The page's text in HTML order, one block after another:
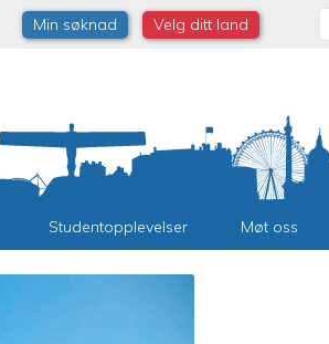
Min søknad Velg ditt land
Studentopplevelser Møt oss